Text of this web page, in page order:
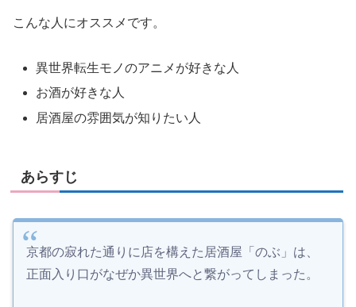
こんな人にオススメです。
異世界転生モノのアニメが好きな人
お酒が好きな人
居酒屋の雰囲気が知りたい人
あらすじ
京都の寂れた通りに店を構えた居酒屋「のぶ」は、
正面入り口がなぜか異世界へと繋がってしまった。